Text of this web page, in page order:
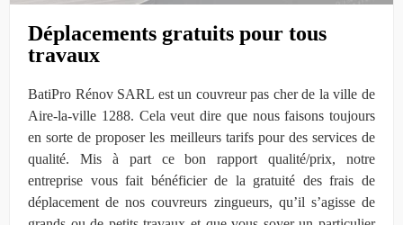
Déplacements gratuits pour tous
travaux
BatiPro Rénov SARL est un couvreur pas cher de la ville de
Aire-la-ville 1288. Cela veut dire que nous faisons toujours
en sorte de proposer les meilleurs tarifs pour des services de
qualité. Mis à part ce bon rapport qualité/prix, notre
entreprise vous fait bénéficier de la gratuité des frais de
déplacement de nos couvreurs zingueurs, qu’il s’agisse de